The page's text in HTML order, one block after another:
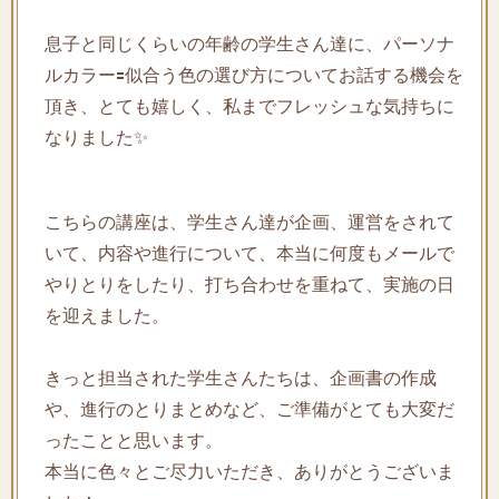
息子と同じくらいの年齢の学生さん達に、パーソナ
ルカラー🟰似合う色の選び方についてお話する機会を
頂き、とても嬉しく、私までフレッシュな気持ちに
なりました✨
こちらの講座は、学生さん達が企画、運営をされて
いて、内容や進行について、本当に何度もメールで
やりとりをしたり、打ち合わせを重ねて、実施の日
を迎えました。
きっと担当された学生さんたちは、企画書の作成
や、進行のとりまとめなど、ご準備がとても大変だ
ったことと思います。
本当に色々とご尽力いただき、ありがとうございま